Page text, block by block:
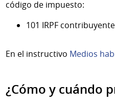
código de impuesto:
101 IRPF
En el instructivo Medios
¿Cómo y cuándo